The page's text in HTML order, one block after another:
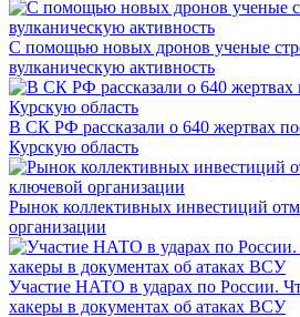
С помощью новых дронов ученые
вулканическую активность
В СК РФ рассказали о 640 жертвах
Курскую область
Рынок коллективных инвестиций
организации
Участие НАТО в ударах по России.
хакеры в документах об атаках ВСУ